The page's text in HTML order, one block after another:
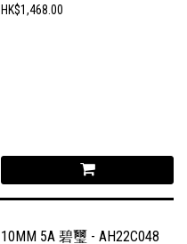
HK$1,468.00
10MM 5A 碧璽 - AH22C048